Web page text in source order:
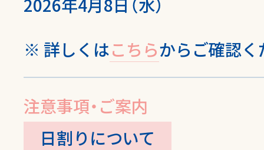
2026年4月8日（水）
詳しくはこちらからご確認く
注意事項・ ご案内
日割りについて